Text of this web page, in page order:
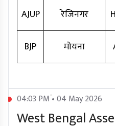
AJUP
रेजिनगर
BJP
मोयना
04:03 PM • 04 May 2026
West Bengal